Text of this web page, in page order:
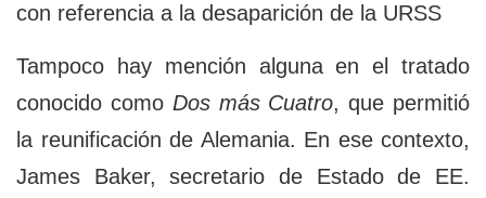
con referencia a la desaparición de la URSS
Tampoco hay mención alguna en el tratado
conocido como Dos más Cuatro, que permitió
la reunificación de Alemania. En ese contexto,
James Baker, secretario de Estado de EE.